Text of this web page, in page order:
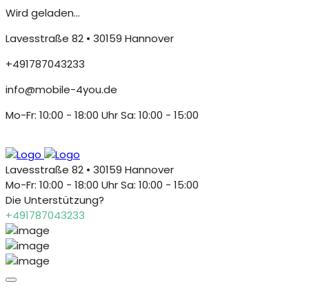
Wird geladen...
Lavesstraße 82 • 30159 Hannover
+491787043233
info@mobile-4you.de
Mo-Fr: 10:00 - 18:00 Uhr Sa: 10:00 - 15:00
Lavesstraße 82 • 30159 Hannover
Mo-Fr: 10:00 - 18:00 Uhr Sa: 10:00 - 15:00
Die Unterstützung?
+491787043233